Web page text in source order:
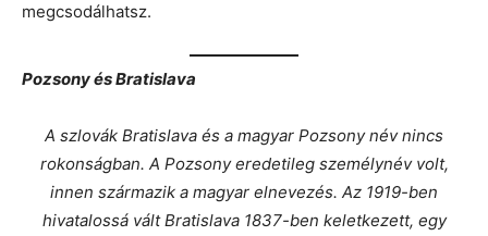
megcsodálhatsz.
Pozsony és Bratislava
A szlovák Bratislava és a magyar Pozsony név nincs
rokonságban. A Pozsony eredetileg személynév volt,
innen származik a magyar elnevezés. Az 1919-ben
hivatalossá vált Bratislava 1837-ben keletkezett, egy